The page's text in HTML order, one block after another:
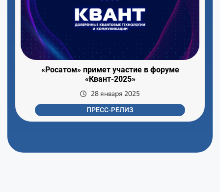
«Росатом» примет участие в форуме
«Квант-2025»
28 января 2025
ПРЕСС-РЕЛИЗ